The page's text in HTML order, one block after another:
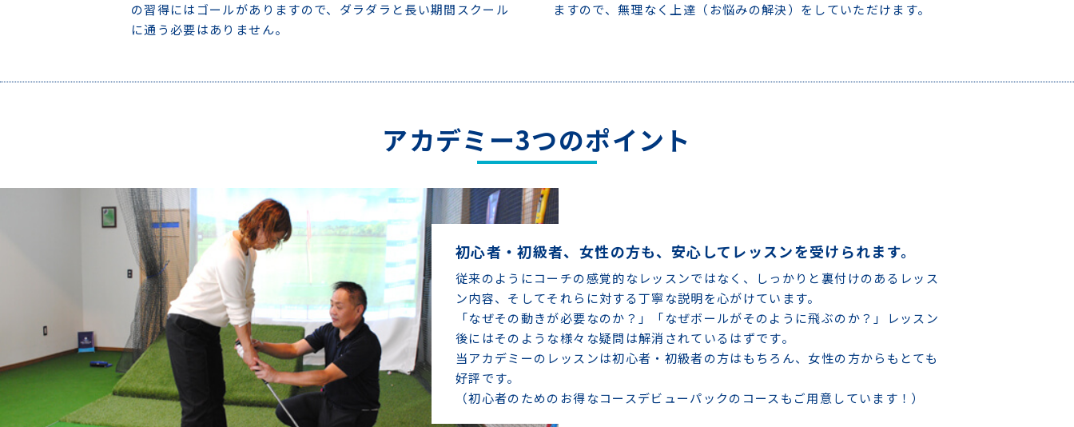
の習得にはゴールがありますので、ダラダラと長い期間スクール
に通う必要はありません。
ますので、無理なく上達（お悩みの解決）をしていただけます。
アカデミー3つのポイント
初心者・初級者、女性の方も、安心してレッスンを受けられます。
従来のようにコーチの感覚的なレッスンではなく、しっかりと裏付けのあるレッス
ン内容、そしてそれらに対する丁寧な説明を心がけています。
「なぜその動きが必要なのか？」「なぜボールがそのように飛ぶのか？」レッスン
後にはそのような様々な疑問は解消されているはずです。
当アカデミーのレッスンは初心者・初級者の方はもちろん、女性の方からもとても
好評です。
（初心者のためのお得なコースデビューパックのコースもご用意しています！）